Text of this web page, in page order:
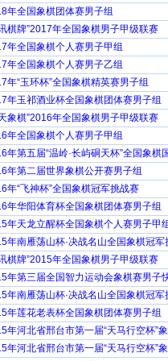
年全国象棋团体赛男子组
棋牌”2017年全国象棋男子甲级联赛
年全国象棋个人赛男子甲组
年全国象棋个人赛男子乙组
年“玉环杯”全国象棋精英赛男子组
年玉祁酒业杯全国象棋团体赛男子组
象棋”2016年全国象棋男子甲级联赛
年全国象棋个人赛男子甲组
年第五届“温岭·长屿硐天杯”全国象棋
年第二届世界象棋公开赛男子组
年“飞神杯”全国象棋冠军挑战赛
年华阳体育杯全国象棋团体赛男子组
年天龙立醒杯全国象棋个人赛男子甲
年南雁荡山杯·决战名山全国象棋冠军
棋牌”2015年全国象棋男子甲级联赛
年第三届全国智力运动会象棋赛男子
年南雁荡山杯·决战名山全国象棋冠
年莲花老表杯全国象棋团体赛男子组
年河北省邢台市第一届“天马行空杯”
年河北省邢台市第一届“天马行空杯”